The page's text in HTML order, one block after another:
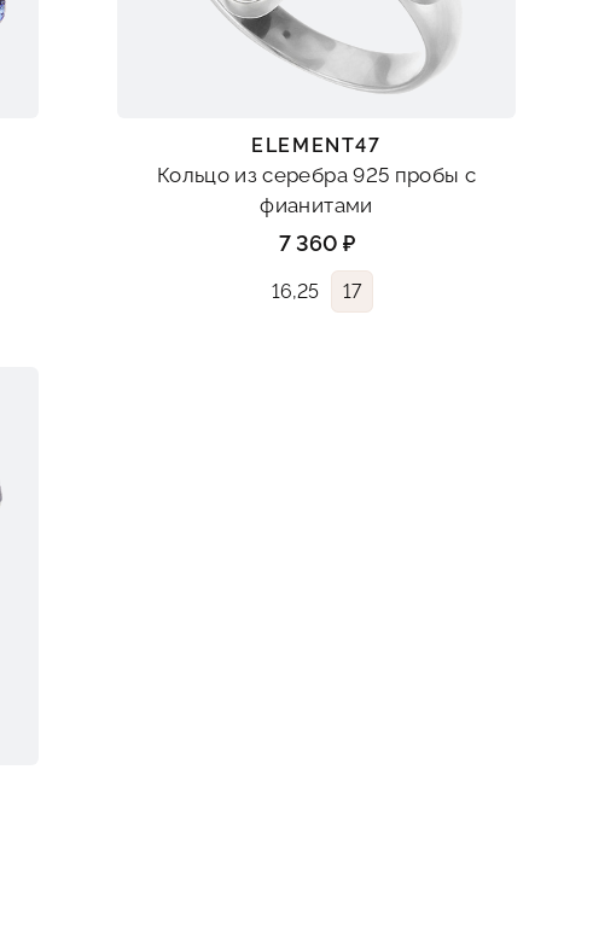
ELEMENT47
Кольцо из серебра 925 пробы с
фианитами
7 360 ₽
16,25 17